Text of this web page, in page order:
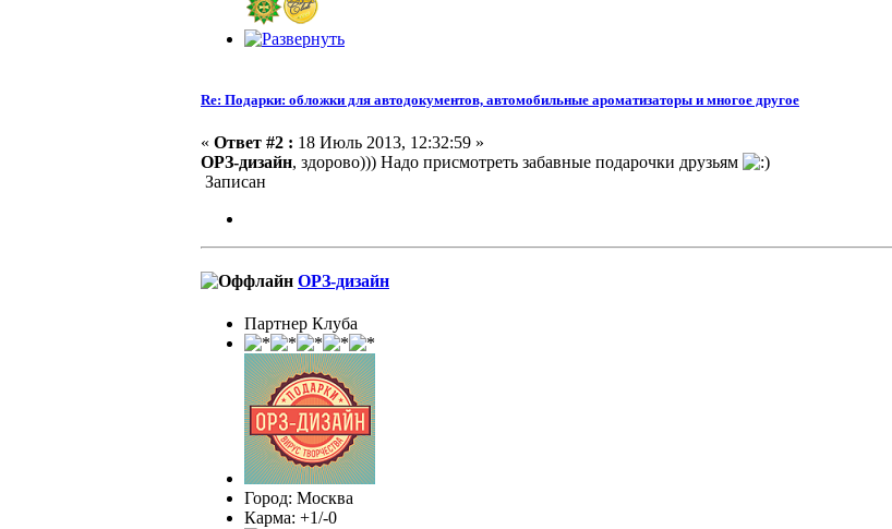
Re: Подарки: обложки для автодокументов, автомобильные ароматизаторы и многое другое
« Ответ #2 : 18 Июль 2013, 12:32:59 »
ОРЗ-дизайн, здорово))) Надо присмотреть забавные подарочки друзьям
Записан
ОРЗ-дизайн
Партнер Клуба
Город: Москва
Карма: +1/-0